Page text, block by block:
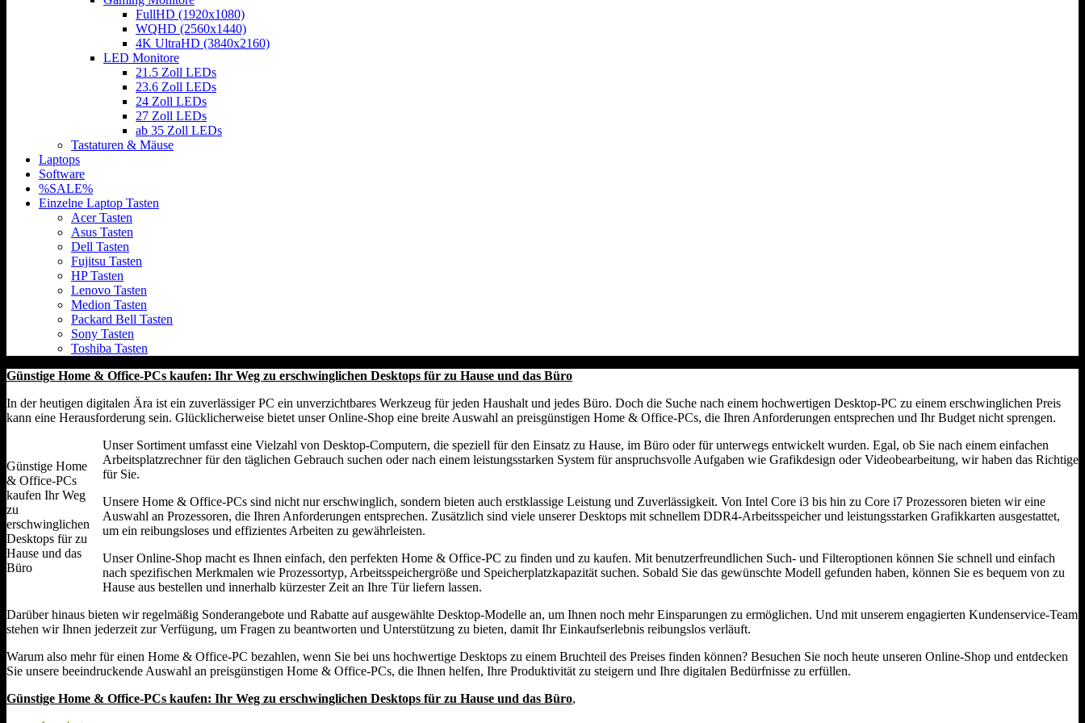
FullHD (1920x1080)
WQHD (2560x1440)
4K UltraHD (3840x2160)
LED Monitore
21.5 Zoll LEDs
23.6 Zoll LEDs
24 Zoll LEDs
27 Zoll LEDs
ab 35 Zoll LEDs
Tastaturen & Mäuse
Laptops
Software
%SALE%
Einzelne Laptop Tasten
Acer Tasten
Asus Tasten
Dell Tasten
Fujitsu Tasten
HP Tasten
Lenovo Tasten
Medion Tasten
Packard Bell Tasten
Sony Tasten
Toshiba Tasten
Günstige Home & Office-PCs kaufen: Ihr Weg zu erschwinglichen Desktops für zu Hause und das Büro
In der heutigen digitalen Ära ist ein zuverlässiger PC ein unverzichtbares Werkzeug für jeden Haushalt und jedes Büro. Doch die Suche nach einem hochwertigen Desktop-PC zu einem erschwinglichen Preis
kann eine Herausforderung sein. Glücklicherweise bietet unser Online-Shop eine breite Auswahl an preisgünstigen Home & Office-PCs, die Ihren Anforderungen entsprechen und Ihr Budget nicht sprengen.
Günstige Home
& Office-PCs
kaufen Ihr Weg
zu
erschwinglichen
Desktops für zu
Hause und das
Büro
Unser Sortiment umfasst eine Vielzahl von Desktop-Computern, die speziell für den Einsatz zu Hause, im Büro oder für unterwegs entwickelt wurden. Egal, ob Sie nach einem einfachen
Arbeitsplatzrechner für den täglichen Gebrauch suchen oder nach einem leistungsstarken System für anspruchsvolle Aufgaben wie Grafikdesign oder Videobearbeitung, wir haben das Richtige
für Sie.
Unsere Home & Office-PCs sind nicht nur erschwinglich, sondern bieten auch erstklassige Leistung und Zuverlässigkeit. Von Intel Core i3 bis hin zu Core i7 Prozessoren bieten wir eine
Auswahl an Prozessoren, die Ihren Anforderungen entsprechen. Zusätzlich sind viele unserer Desktops mit schnellem DDR4-Arbeitsspeicher und leistungsstarken Grafikkarten ausgestattet,
um ein reibungsloses und effizientes Arbeiten zu gewährleisten.
Unser Online-Shop macht es Ihnen einfach, den perfekten Home & Office-PC zu finden und zu kaufen. Mit benutzerfreundlichen Such- und Filteroptionen können Sie schnell und einfach
nach spezifischen Merkmalen wie Prozessortyp, Arbeitsspeichergröße und Speicherplatzkapazität suchen. Sobald Sie das gewünschte Modell gefunden haben, können Sie es bequem von zu
Hause aus bestellen und innerhalb kürzester Zeit an Ihre Tür liefern lassen.
Darüber hinaus bieten wir regelmäßig Sonderangebote und Rabatte auf ausgewählte Desktop-Modelle an, um Ihnen noch mehr Einsparungen zu ermöglichen. Und mit unserem engagierten Kundenservice-Team
stehen wir Ihnen jederzeit zur Verfügung, um Fragen zu beantworten und Unterstützung zu bieten, damit Ihr Einkaufserlebnis reibungslos verläuft.
Warum also mehr für einen Home & Office-PC bezahlen, wenn Sie bei uns hochwertige Desktops zu einem Bruchteil des Preises finden können? Besuchen Sie noch heute unseren Online-Shop und entdecken
Sie unsere beeindruckende Auswahl an preisgünstigen Home & Office-PCs, die Ihnen helfen, Ihre Produktivität zu steigern und Ihre digitalen Bedürfnisse zu erfüllen.
Günstige Home & Office-PCs kaufen: Ihr Weg zu erschwinglichen Desktops für zu Hause und das Büro,